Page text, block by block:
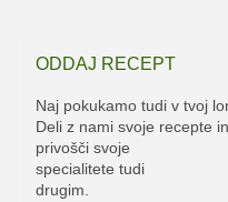
ODDAJ RECEPT
Naj pokukamo tudi v tvoj
Deli z nami svoje recepte in
privošči svoje
specialitete tudi
drugim.